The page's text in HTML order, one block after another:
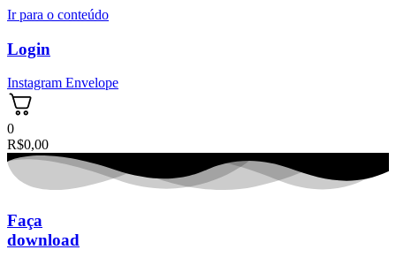
Ir para o conteúdo
Login
Instagram Envelope
0
R$0,00
Faça
download